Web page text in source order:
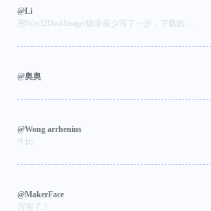
@Li
用Win32DiskImager烧录前少写了一步，下载的....
@奥奥
@Wong arrhenius
牛比
@MakerFace
厉害了！